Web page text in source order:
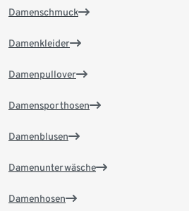
Damenschmuck
Damenkleider
Damenpullover
Damensporthosen
Damenblusen
Damenunterwäsche
Damenhosen